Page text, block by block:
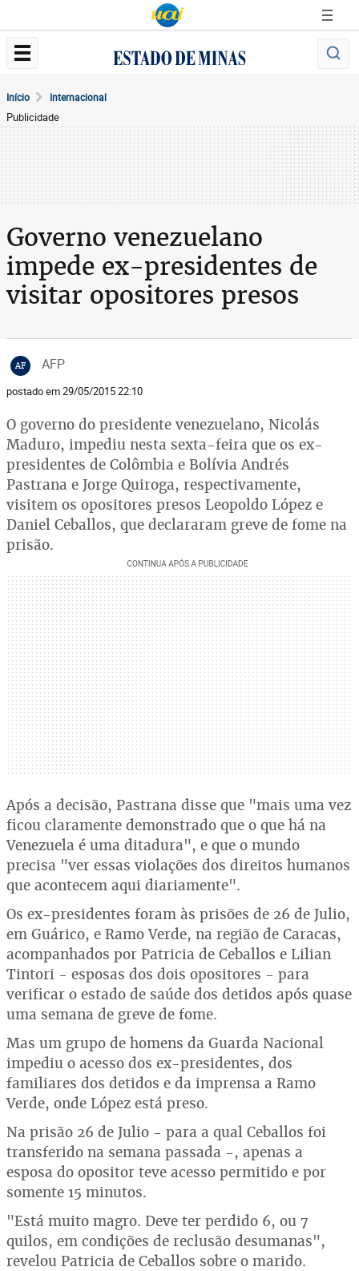
Início Internacional
Publicidade
Governo venezuelano
impede ex-presidentes de
visitar opositores presos
AF AFP
postado em 29/05/2015 22:10
O governo do presidente venezuelano, Nicolás
Maduro, impediu nesta sexta-feira que os ex-
presidentes de Colômbia e Bolívia Andrés
Pastrana e Jorge Quiroga, respectivamente,
visitem os opositores presos Leopoldo López e
Daniel Ceballos, que declararam greve de fome na
prisão.
Após a decisão, Pastrana disse que "mais uma vez
ficou claramente demonstrado que o que há na
Venezuela é uma ditadura", e que o mundo
precisa "ver essas violações dos direitos humanos
que acontecem aqui diariamente".
Os ex-presidentes foram às prisões de 26 de Julio,
em Guárico, e Ramo Verde, na região de Caracas,
acompanhados por Patricia de Ceballos e Lilian
Tintori - esposas dos dois opositores - para
verificar o estado de saúde dos detidos após quase
uma semana de greve de fome.
Mas um grupo de homens da Guarda Nacional
impediu o acesso dos ex-presidentes, dos
familiares dos detidos e da imprensa a Ramo
Verde, onde López está preso.
Na prisão 26 de Julio - para a qual Ceballos foi
transferido na semana passada -, apenas a
esposa do opositor teve acesso permitido e por
somente 15 minutos.
"Está muito magro. Deve ter perdido 6, ou 7
quilos, em condições de reclusão desumanas",
revelou Patricia de Ceballos sobre o marido.